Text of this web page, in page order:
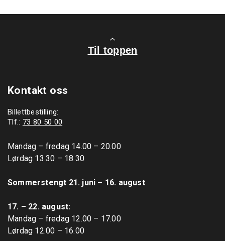
Til toppen
Kontakt oss
Billettbestilling:
Tlf.: 73 80 50 00
Mandag – fredag 14.00 – 20.00
Lørdag 13.30 – 18.30
Sommerstengt 21. juni – 16. august
17. – 22. august:
Mandag – fredag 12.00 – 17.00
Lørdag 12.00 – 16.00